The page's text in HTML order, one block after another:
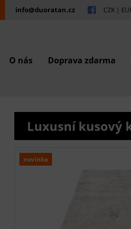
info@duoratan.cz CZK |
O nás Doprava zdarma
Luxusní kusový
novinka